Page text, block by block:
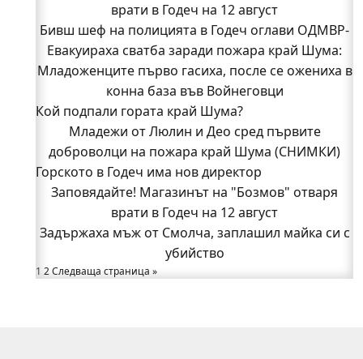
врати в Годеч на 12 август
Бивш шеф на полицията в Годеч оглави ОДМВР-
Видин
Кой подпали гората край Шума?
Младежи от Люлин и Део сред първите
доброволци на пожара край Шума (СНИМКИ)
Началникът на пожарната в Годеч благодари
поименно на всички, които бяха рамо до рамо с
огнеборците!
150 декара гори, треви и храсти изгоряха край
Годеч, десетки доброволци се хвърлиха в
битката с огъня (СНИМКИ/ВИДЕО)
Полицията влиза в селата
Възможни са прекъсвания на тока утре в части
Евакуираха сватба заради пожара край Шума:
Младоженците първо гасиха, после се ожениха в
конна база във Войнеговци
Кой подпали гората край Шума?
Младежи от Люлин и Део сред първите
доброволци на пожара край Шума (СНИМКИ)
Горското в Годеч има нов директор
Заповядайте! Магазинът на "Бозмов" отваря
врати в Годеч на 12 август
Задържаха мъж от Смолча, заплашил майка си с
убийство
1 2Следваща страница »